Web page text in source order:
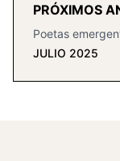
PRÓXIMOS
Poetas
JULIO 2025